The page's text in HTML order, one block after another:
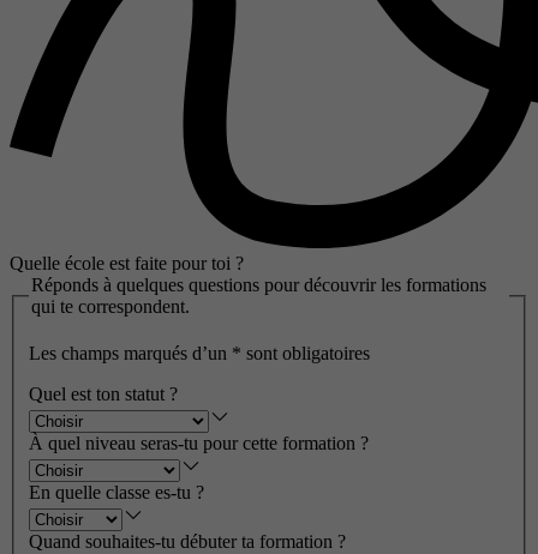
Quelle école est faite pour toi ?
Réponds à quelques questions pour découvrir les formations
qui te correspondent.
Les champs marqués d’un * sont obligatoires
Quel est ton statut ?
À quel niveau seras-tu pour cette formation ?
En quelle classe es-tu ?
Quand souhaites-tu débuter ta formation ?